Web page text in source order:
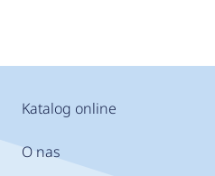
Katalog online
O nas